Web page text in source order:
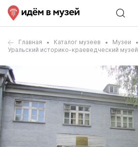
Главная Каталог музеев
Музеи
Уральский историко-краеведческий музей